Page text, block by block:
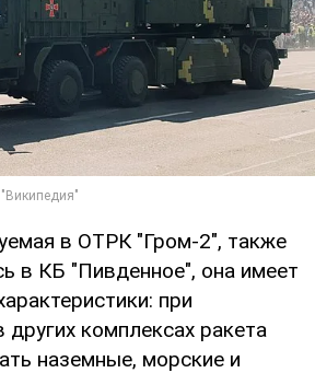
в ОТРК "Гром-2", также
в КБ "Пивденное", она имеет
при
других комплексах ракета
наземные, морские и